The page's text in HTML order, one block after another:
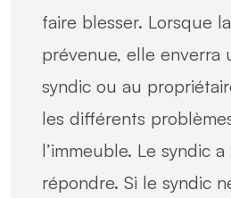
faire blesser. Lorsque
prévenue, elle enverra
syndic ou au
les différents
l’immeuble. Le syndic
répondre. Si le syndic